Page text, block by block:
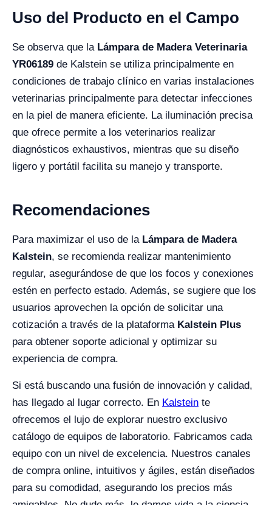
Uso del Producto en el Campo
Se observa que la Lámpara de Madera Veterinaria
YR06189 de Kalstein se utiliza principalmente en
condiciones de trabajo clínico en varias instalaciones
veterinarias principalmente para detectar infecciones
en la piel de manera eficiente. La iluminación precisa
que ofrece permite a los veterinarios realizar
diagnósticos exhaustivos, mientras que su diseño
ligero y portátil facilita su manejo y transporte.
Recomendaciones
Para maximizar el uso de la Lámpara de Madera
Kalstein, se recomienda realizar mantenimiento
regular, asegurándose de que los focos y conexiones
estén en perfecto estado. Además, se sugiere que los
usuarios aprovechen la opción de solicitar una
cotización a través de la plataforma Kalstein Plus
para obtener soporte adicional y optimizar su
experiencia de compra.
Si está buscando una fusión de innovación y calidad,
has llegado al lugar correcto. En Kalstein te
ofrecemos el lujo de explorar nuestro exclusivo
catálogo de equipos de laboratorio. Fabricamos cada
equipo con un nivel de excelencia. Nuestros canales
de compra online, intuitivos y ágiles, están diseñados
para su comodidad, asegurando los precios más